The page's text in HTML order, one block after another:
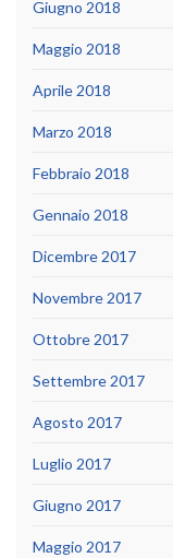
Giugno 2018
Maggio 2018
Aprile 2018
Marzo 2018
Febbraio 2018
Gennaio 2018
Dicembre 2017
Novembre 2017
Ottobre 2017
Settembre 2017
Agosto 2017
Luglio 2017
Giugno 2017
Maggio 2017